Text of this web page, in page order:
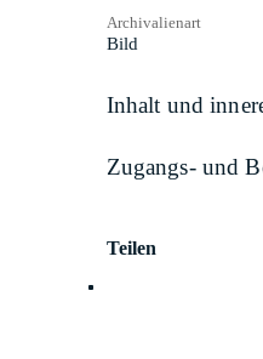
Archivalienart
Bild
Inhalt und
Zugangs- und
Teilen